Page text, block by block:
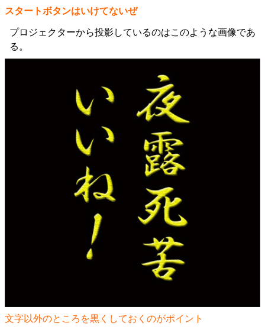
スタートボタンはいけてないぜ
プロジェクターから投影しているのはこのような画像であ
る。
文字以外のところを黒くしておくのがポイント